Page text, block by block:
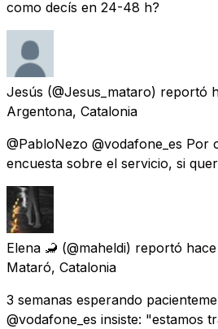
como decís en 24-48 h?
Jesús (@Jesus_mataro) reportó
Argentona, Catalonia
@PabloNezo @vodafone_es Por
encuesta sobre el servicio, si
Elena 🦂 (@maheldi) reportó
Mataró, Catalonia
3 semanas esperando
@vodafone_es insiste: "estamos